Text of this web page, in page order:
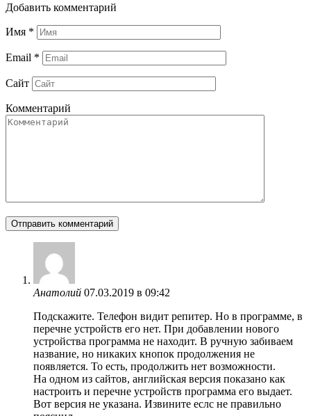
Добавить комментарий
Имя *
Email *
Сайт
Комментарий
Анатолий 07.03.2019 в 09:42
Подскажите. Телефон видит репитер. Но в программе, в
перечне устройств его нет. При добавлении нового
устройства программа не находит. В ручную забиваем
название, но никаких кнопок продолжения не
появляется. То есть, продолжить нет возможности.
На одном из сайтов, английская версия показано как
настроить и перечне устройств программа его выдает.
Вот версия не указана. Извините еслс не правильно